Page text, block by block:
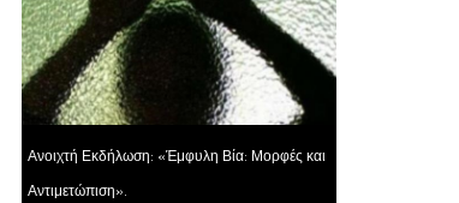
Ανοιχτή Εκδήλωση: «Έμφυλη Βία: Μορφές και
Αντιμετώπιση».